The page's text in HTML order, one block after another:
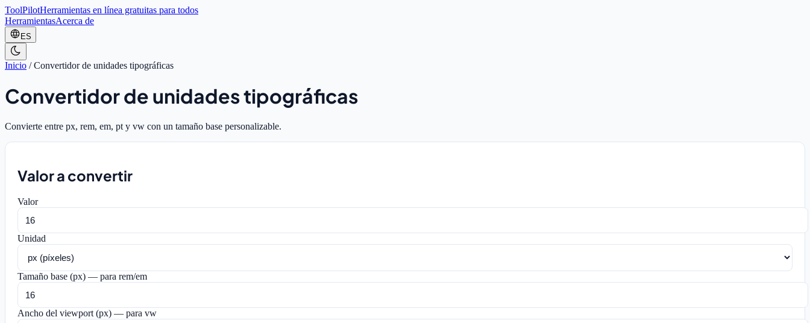
ToolPilotHerramientas en línea gratuitas para todos
HerramientasAcerca de
ES
Inicio /Convertidor de unidades tipográficas
Convertidor de unidades tipográficas
Convierte entre px, rem, em, pt y vw con un tamaño base personalizable.
Valor a convertir
Valor
Unidad
Tamaño base (px) — para rem/em
Ancho del viewport (px) — para vw